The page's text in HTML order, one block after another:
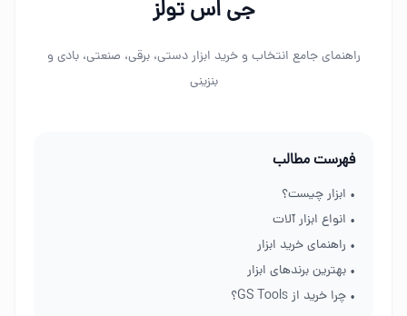
جی اس تولز
راهنمای جامع انتخاب و خرید ابزار دستی، برقی، صنعتی، بادی و
بنزینی
فهرست مطالب
• ابزار چیست؟
• انواع ابزار آلات
• راهنمای خرید ابزار
• بهترین برندهای ابزار
• چرا خرید از GS Tools؟